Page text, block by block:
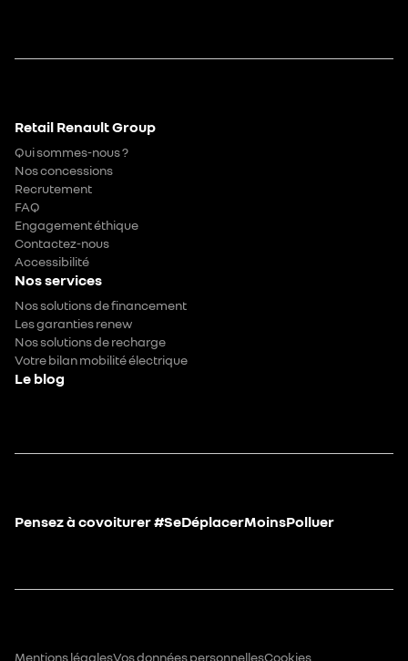
Retail Renault Group
Qui sommes-nous ?
Nos concessions
Recrutement
FAQ
Engagement éthique
Contactez-nous
Accessibilité
Nos services
Nos solutions de financement
Les garanties renew
Nos solutions de recharge
Votre bilan mobilité électrique
Le blog
Pensez à covoiturer #SeDéplacerMoinsPolluer
Mentions légalesVos données personnellesCookies